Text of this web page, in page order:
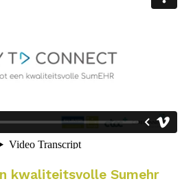
kwaliteitsvolle Sumehr